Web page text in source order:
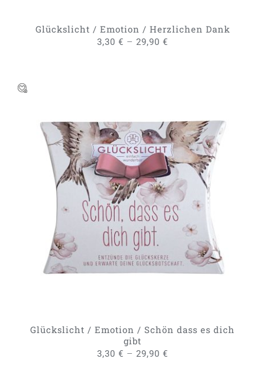
GEWÄHLT
Glückslicht / Emotion / Herzlichen Dank
3,30 € – 29,90 €
AUSFÜHRUNG WÄHLEN
DIESES
PRODUKT
WEIST
MEHRERE
VARIANTEN
AUF.
DIE
OPTIONEN
GEWÄHLT
DETAILS
Glückslicht / Emotion / Schön dass es dich
gibt
3,30 € – 29,90 €